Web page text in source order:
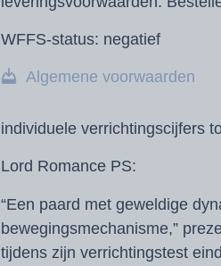
WFFS-status: negatief
Algemene voorwaarden
individuele verrichtingscijfers
Lord Romance PS:
“Een paard met geweldige
bewegingsmechanisme,”
tijdens zijn verrichtingstest